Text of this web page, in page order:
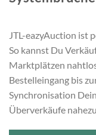
JTL-eazyAuction ist
So kannst Du
Marktplätzen
Bestelleingang bis
Synchronisation
Überverkäufe